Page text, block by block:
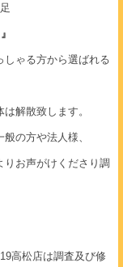
しゃる方から選ばれる
解散致します。
の方や法人様、
お声がけくださり調
高松店は調査及び修